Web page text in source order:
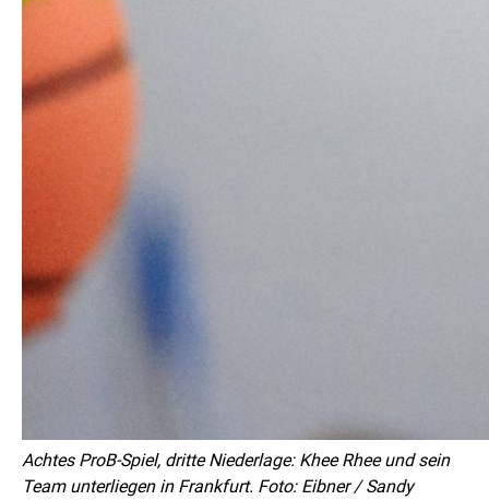
Achtes ProB-Spiel, dritte Niederlage: Khee Rhee und sein
Team unterliegen in Frankfurt. Foto: Eibner / Sandy